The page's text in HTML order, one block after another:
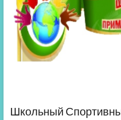
Школьный